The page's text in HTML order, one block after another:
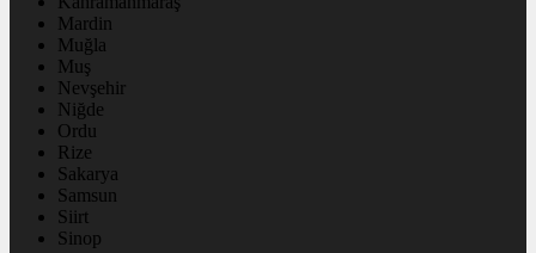
Mardin
Muğla
Muş
Nevşehir
Niğde
Ordu
Rize
Sakarya
Samsun
Siirt
Sinop